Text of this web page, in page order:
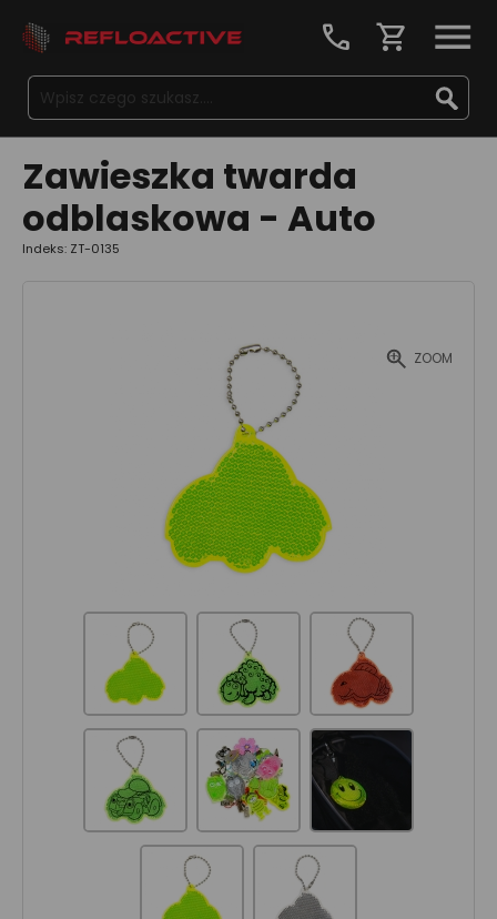
call shopping_cart
Zawieszka twarda
odblaskowa - Auto
Indeks: ZT-0135
ZOOM